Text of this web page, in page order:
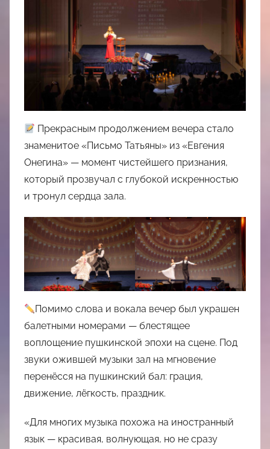
Прекрасным продолжением вечера стало
знаменитое «Письмо Татьяны» из «Евгения
Онегина» — момент чистейшего признания,
который прозвучал с глубокой искренностью
и тронул сердца зала.
Помимо слова и вокала вечер был украшен
балетными номерами — блестящее
воплощение пушкинской эпохи на сцене. Под
звуки ожившей музыки зал на мгновение
перенёсся на пушкинский бал: грация,
движение, лёгкость, праздник.
«Для многих музыка похожа на иностранный
язык — красивая, волнующая, но не сразу